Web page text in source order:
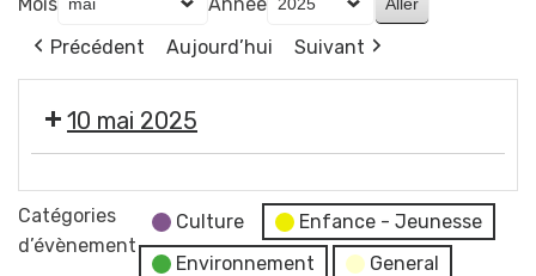
Précédent
Aujourd’hui Suivant
10 mai 2025
marché
aux
Catégories
d’évènement
Culture
Enfance - Jeunesse
Environnement
General